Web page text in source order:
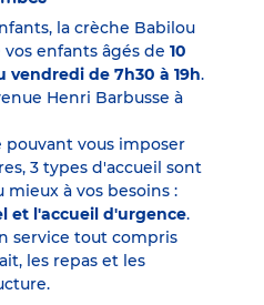
la crèche Babilou
enfants âgés de 10
vendredi de 7h30 à 19h.
Henri Barbusse à
vous imposer
3 types d'accueil sont
à vos besoins :
et l'accueil d'urgence.
service tout compris
les repas et les